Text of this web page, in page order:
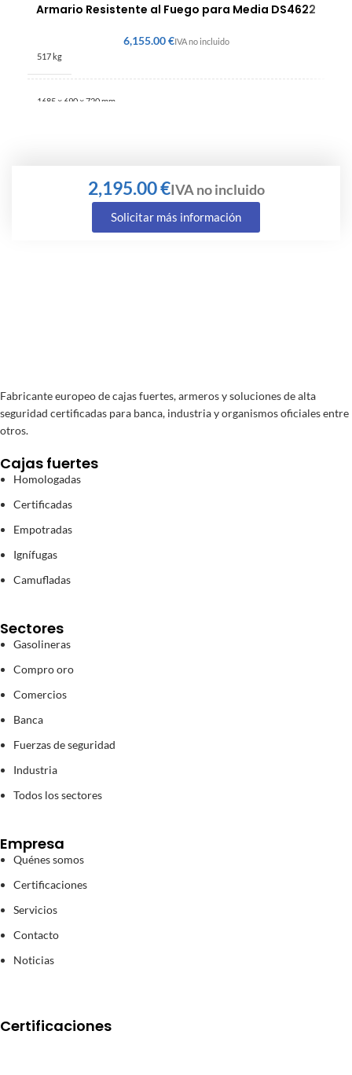
Armario Resistente al Fuego para Media DS4622
€
517 kg
1685 × 690 × 720 mm
€
Solicitar más información
Fabricante europeo de cajas fuertes, armeros y soluciones de alta
seguridad certificadas para banca, industria y organismos oficiales entre
otros.
Cajas fuertes
Homologadas
Certificadas
Empotradas
Ignífugas
Camufladas
Sectores
Gasolineras
Compro oro
Comercios
Banca
Fuerzas de seguridad
Industria
Todos los sectores
Empresa
Quénes somos
Certificaciones
Servicios
Contacto
Noticias
Certificaciones